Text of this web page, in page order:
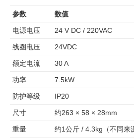
参数 数值
电源电压 24 V DC / 220VAC
线圈电压 24VDC
额定电流 30 A
功率 7.5kW
防护等级 IP20
尺寸 约263 × 58 × 28mm
重量 约1公斤 / 4.3kg（不同来